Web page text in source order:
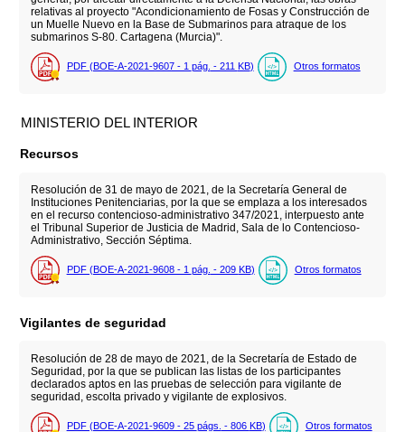
relativas al proyecto "Acondicionamiento de Fosas y Construcción de
un Muelle Nuevo en la Base de Submarinos para atraque de los
submarinos S-80. Cartagena (Murcia)".
PDF (BOE-A-2021-9607 - 1 pág. - 211 KB) Otros formatos
MINISTERIO DEL INTERIOR
Recursos
Resolución de 31 de mayo de 2021, de la Secretaría General de
Instituciones Penitenciarias, por la que se emplaza a los interesados
en el recurso contencioso-administrativo 347/2021, interpuesto ante
el Tribunal Superior de Justicia de Madrid, Sala de lo Contencioso-
Administrativo, Sección Séptima.
PDF (BOE-A-2021-9608 - 1 pág. - 209 KB) Otros formatos
Vigilantes de seguridad
Resolución de 28 de mayo de 2021, de la Secretaría de Estado de
Seguridad, por la que se publican las listas de los participantes
declarados aptos en las pruebas de selección para vigilante de
seguridad, escolta privado y vigilante de explosivos.
PDF (BOE-A-2021-9609 - 25 págs. - 806 KB) Otros formatos